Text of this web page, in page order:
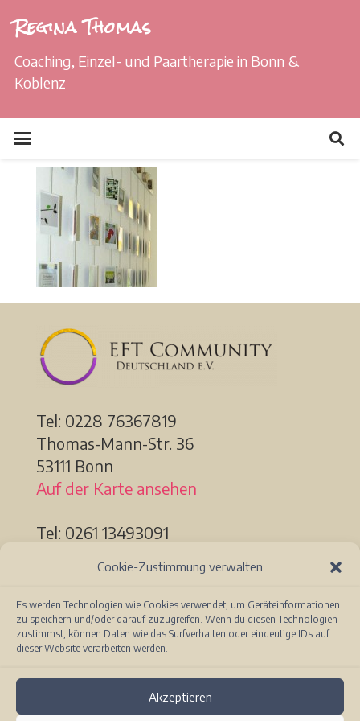
Cookie-Zustimmung verwalten
Es werden Technologien wie Cookies verwendet, um Geräteinformationen
zu speichern und/oder darauf zuzugreifen. Wenn du diesen Technologien
zustimmst, können Daten wie das Surfverhalten oder eindeutige IDs auf
dieser Website verarbeiten werden.
Akzeptieren
Regina Thomas
Coaching, Einzel- und Paartherapie in Bonn &
Koblenz
Tel: 0228 76367819
Thomas-Mann-Str. 36
53111 Bonn
Auf der Karte ansehen
Tel: 0261 13493091
56068 Koblenz
Auf der Karte ansehen